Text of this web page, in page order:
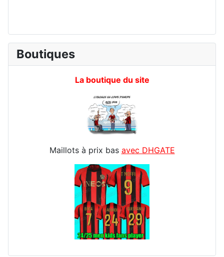
Boutiques
La boutique du site
Maillots à prix bas avec DHGATE